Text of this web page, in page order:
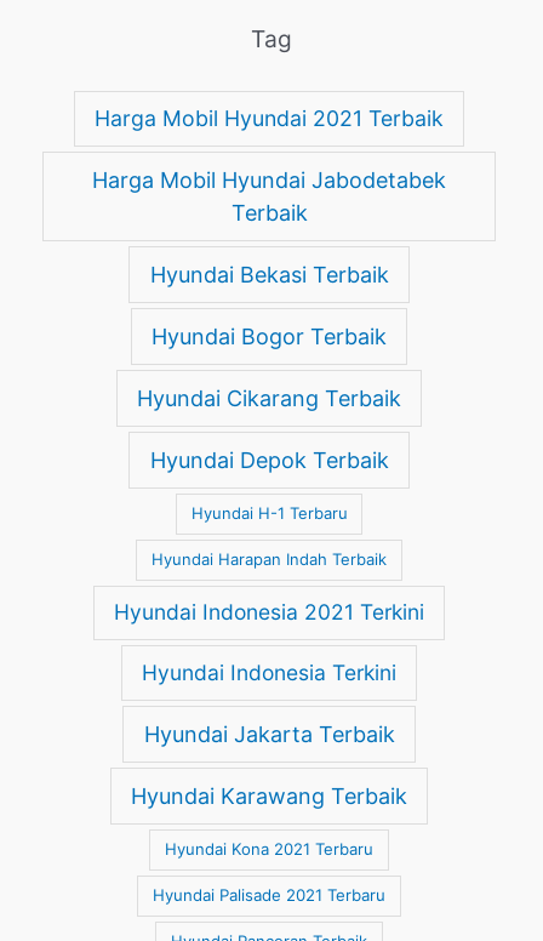
Tag
Harga Mobil Hyundai 2021 Terbaik
Harga Mobil Hyundai Jabodetabek
Terbaik
Hyundai Bekasi Terbaik
Hyundai Bogor Terbaik
Hyundai Cikarang Terbaik
Hyundai Depok Terbaik
Hyundai H-1 Terbaru
Hyundai Harapan Indah Terbaik
Hyundai Indonesia 2021 Terkini
Hyundai Indonesia Terkini
Hyundai Jakarta Terbaik
Hyundai Karawang Terbaik
Hyundai Kona 2021 Terbaru
Hyundai Palisade 2021 Terbaru